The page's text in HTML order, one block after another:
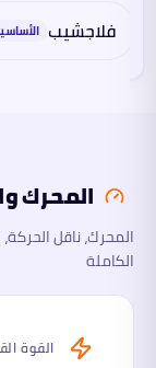
هذا
القسم
الأبعاد
ما
لها
فلاجشيب
المحرك
المحرك، ناقل
الكاملة
القوة